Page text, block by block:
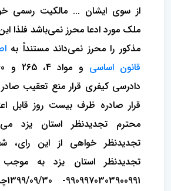
از سوی ایشان ... مالکیت رسمی
ملک مورد ادعا محرز نمی‌باشد فلذا
مذکور را محرز نمی‌داند مستنداً به
قانون اساسی
دادرسی کیفری قرار منع تعقیب
قرار صادره ظرف بیست روز قابل
محترم تجدیدنظر استان یزد
تجدیدنظر خواهی از این رای،
تجدیدنظر استان یزد به موجب